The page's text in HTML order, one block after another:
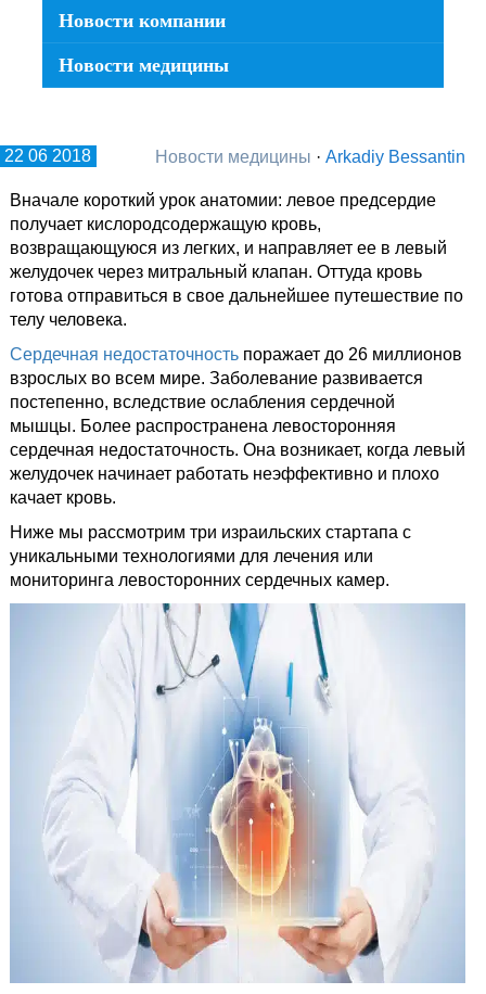
Новости компании
Новости медицины
22 06 2018 Новости медицины · Arkadiy Bessantin
Вначале короткий урок анатомии: левое предсердие
получает кислородсодержащую кровь,
возвращающуюся из легких, и направляет ее в левый
желудочек через митральный клапан. Оттуда кровь
готова отправиться в свое дальнейшее путешествие по
телу человека.
Сердечная недостаточность поражает до 26 миллионов
взрослых во всем мире. Заболевание развивается
постепенно, вследствие ослабления сердечной
мышцы. Более распространена левосторонняя
сердечная недостаточность. Она возникает, когда левый
желудочек начинает работать неэффективно и плохо
качает кровь.
Ниже мы рассмотрим три израильских стартапа с
уникальными технологиями для лечения или
мониторинга левосторонних сердечных камер.